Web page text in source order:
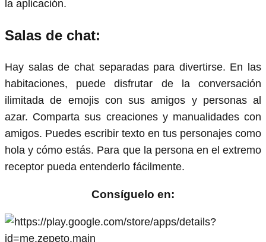
la aplicación.
Salas de chat:
Hay salas de chat separadas para divertirse. En las
habitaciones, puede disfrutar de la conversación
ilimitada de emojis con sus amigos y personas al
azar. Comparta sus creaciones y manualidades con
amigos. Puedes escribir texto en tus personajes como
hola y cómo estás. Para que la persona en el extremo
receptor pueda entenderlo fácilmente.
Consíguelo en: